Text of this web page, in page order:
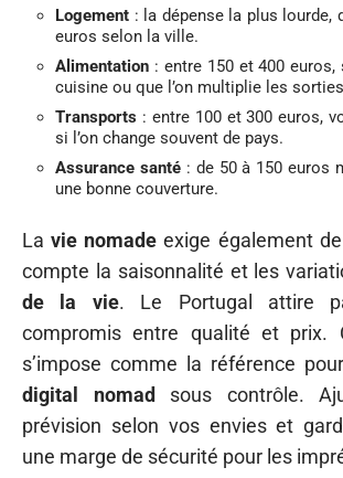
Logement : la dépense la plus lourde,
euros selon la ville.
Alimentation : entre 150 et 400 euros,
cuisine ou que l’on multiplie les
Transports : entre 100 et 300 euros,
si l’on change souvent de pays.
Assurance santé: de 50 à 150 euros
une bonne couverture.
Lavie nomade exige également
compte la saisonnalité et les
de la vie. Le Portugal attire
compromis entre qualité et prix.
s’impose comme la référence
digital nomadsous contrôle.
prévision selon vos envies et
une marge de sécurité pour les